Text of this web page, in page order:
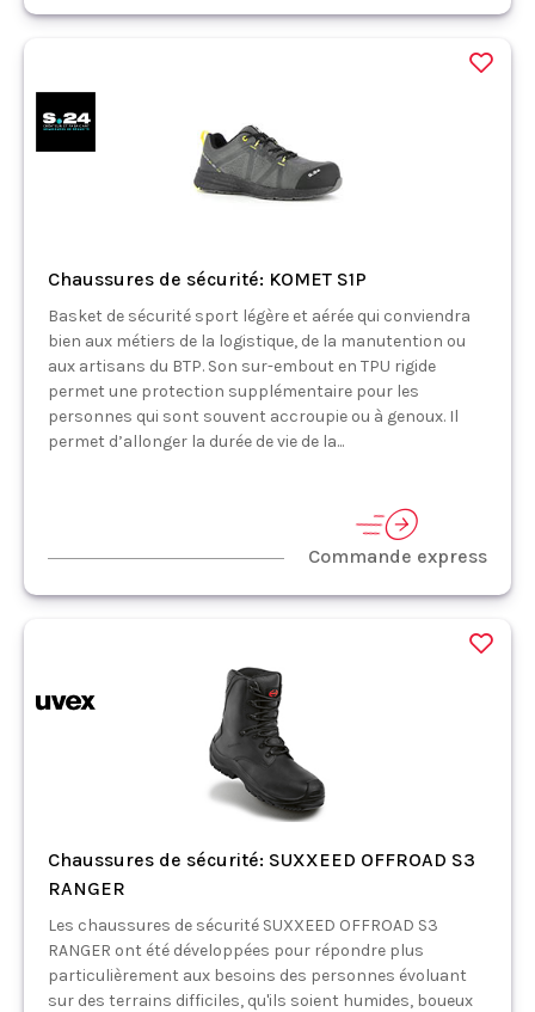
Chaussures de sécurité: KOMET S1P
Basket de sécurité sport légère et aérée qui conviendra
bien aux métiers de la logistique, de la manutention ou
aux artisans du BTP. Son sur-embout en TPU rigide
permet une protection supplémentaire pour les
personnes qui sont souvent accroupie ou à genoux. Il
permet d’allonger la durée de vie de la...
Commande express
Chaussures de sécurité: SUXXEED OFFROAD S3
RANGER
Les chaussures de sécurité SUXXEED OFFROAD S3
RANGER ont été développées pour répondre plus
particulièrement aux besoins des personnes évoluant
sur des terrains difficiles, qu'ils soient humides, boueux